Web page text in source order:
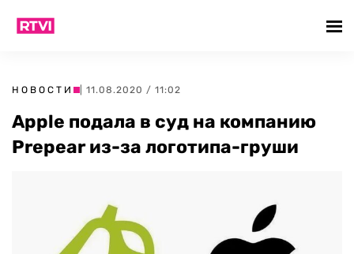
НОВОСТИ | 11.08.2020 / 11:02
Apple подала в суд на компанию
Prepear из-за логотипа-груши